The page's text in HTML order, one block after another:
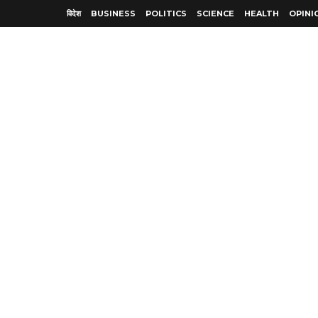
विदेश BUSINESS POLITICS SCIENCE HEALTH